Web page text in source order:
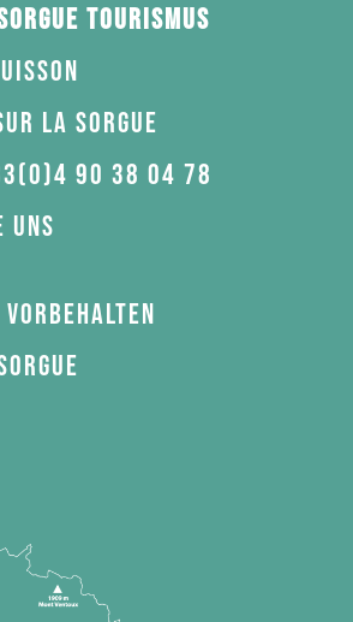
Tourismus
la Sorgue
90 38 04 78
uns